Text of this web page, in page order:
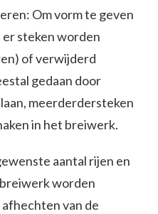
Om vorm te geven
steken worden
of verwijderd
gedaan door
meerderdersteken
in het breiwerk.
aantal rijen en
worden
van de